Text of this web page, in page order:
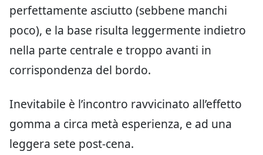
perfettamente asciutto (sebbene manchi
poco), e la base risulta leggermente indietro
nella parte centrale e troppo avanti in
corrispondenza del bordo.
Inevitabile è l’incontro ravvicinato all’effetto
gomma a circa metà esperienza, e ad una
leggera sete post-cena.